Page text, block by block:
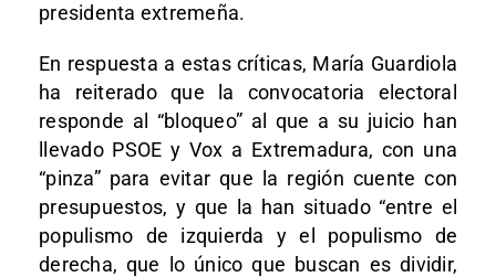
presidenta extremeña.
En respuesta a estas críticas, María Guardiola
ha reiterado que la convocatoria electoral
responde al “bloqueo” al que a su juicio han
llevado PSOE y Vox a Extremadura, con una
“pinza” para evitar que la región cuente con
presupuestos, y que la han situado “entre el
populismo de izquierda y el populismo de
derecha, que lo único que buscan es dividir,